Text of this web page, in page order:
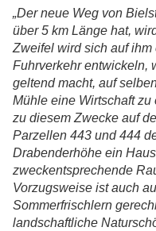
„Der neue Weg von
über 5 km Länge hat,
Zweifel wird sich auf
Fuhrverkehr entwickeln,
geltend macht, auf
Mühle eine Wirtschaft
zu diesem Zwecke auf
Parzellen 443 und 444
Drabenderhöhe ein
zweckentsprechende
Vorzugsweise ist auch
Sommerfrischlern
landschaftliche